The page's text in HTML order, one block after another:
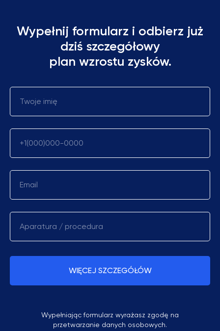
Wypełnij formularz i odbierz już
dziś szczegółowy
plan wzrostu zysków.
Twoje imię
+1(000)000-0000
Email
Aparatura / procedura
WIĘCEJ SZCZEGÓŁÓW
Wypełniając formularz wyrażasz zgodę na
przetwarzanie danych osobowych.